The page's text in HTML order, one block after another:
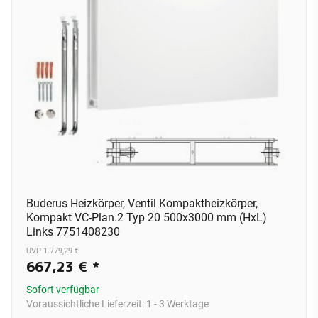
Buderus Heizkörper, Ventil Kompaktheizkörper,
Kompakt VC-Plan.2 Typ 20 500x3000 mm (HxL)
Links 7751408230
UVP 1.779,29 €
667,23 € *
Sofort verfügbar
Voraussichtliche Lieferzeit: 1 - 3 Werktage